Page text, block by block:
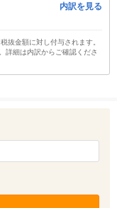
内訳を見る
抜金額に対し付与されます。
詳細は内訳からご確認くださ